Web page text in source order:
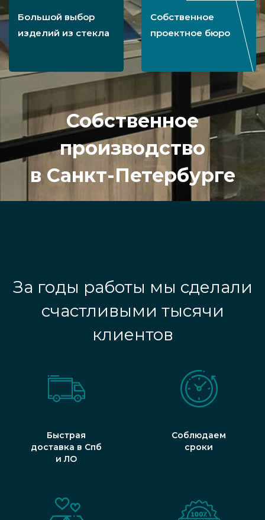
Большой выбор
изделий из стекла
Собственное
проектное бюро
Собственное
производство
в Санкт-Петербурге
За годы работы мы сделали
счастливыми тысячи
клиентов
Быстрая
доставка в Спб
и ЛО
Соблюдаем
сроки